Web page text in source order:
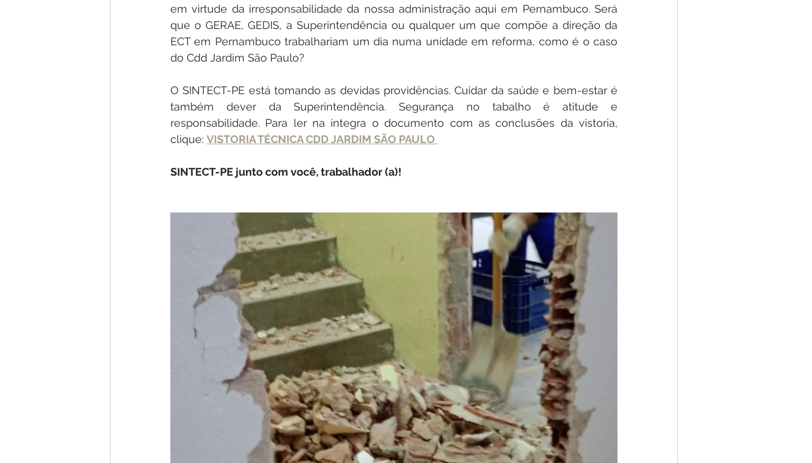
em virtude da irresponsabilidade da nossa administração aqui em Pernambuco. Será
que o GERAE, GEDIS, a Superintendência ou qualquer um que compõe a direção da
ECT em Pernambuco trabalhariam um dia numa unidade em reforma, como é o caso
do Cdd Jardim São Paulo?
O SINTECT-PE está tomando as devidas providências. Cuidar da saúde e bem-estar é
também dever da Superintendência. Segurança no tabalho é atitude e
responsabilidade. Para ler na íntegra o documento com as conclusões da vistoria,
clique: VISTORIA TÉCNICA CDD JARDIM SÃO PAULO
SINTECT-PE junto com você, trabalhador (a)!